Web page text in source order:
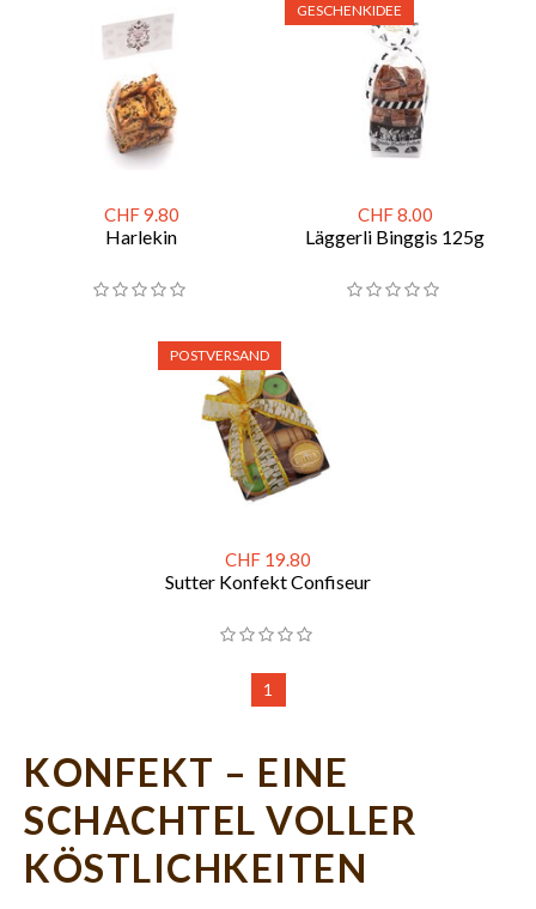
CHF 9.80
Harlekin
CHF 8.00
Läggerli Binggis 125g
GESCHENKIDEE
CHF 19.80
Sutter Konfekt Confiseur
POSTVERSAND
1
KONFEKT – EINE
SCHACHTEL VOLLER
KÖSTLICHKEITEN